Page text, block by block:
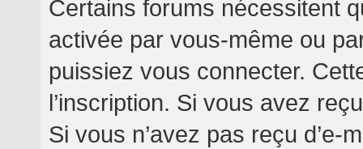
Certains forums nécessitent
activée par vous-même ou
puissiez vous connecter.
l’inscription. Si vous avez
Si vous n’avez pas reçu d’e-